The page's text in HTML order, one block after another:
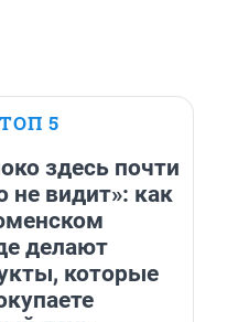
ТОП 5
здесь почти
не видит»: как
делают
которые